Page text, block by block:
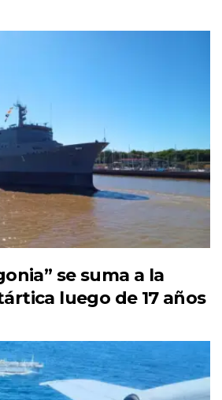
se suma a la
luego de 17 años